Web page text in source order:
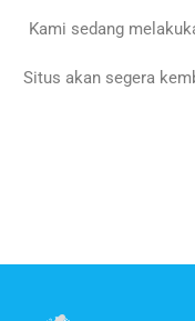
Kami sedang
Situs akan segera